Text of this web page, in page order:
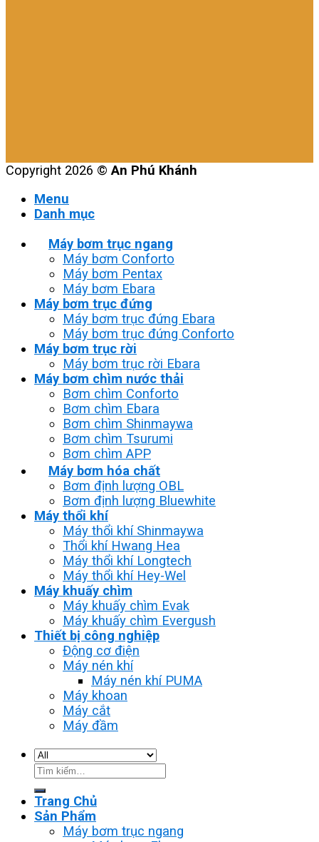
Copyright 2026 ©An Phú Khánh
Menu
Danh mục
Máy bơm trục ngang
Máy bơm Conforto
Máy bơm Pentax
Máy bơm Ebara
Máy bơm trục đứng
Máy bơm trục đứng Ebara
Máy bơm trục đứng Conforto
Máy bơm trục rời
Máy bơm trục rời Ebara
Máy bơm chìm nước thải
Bơm chìm Conforto
Bơm chìm Ebara
Bơm chìm Shinmaywa
Bơm chìm Tsurumi
Bơm chìm APP
Máy bơm hóa chất
Bơm định lượng OBL
Bơm định lượng Bluewhite
Máy thổi khí
Máy thổi khí Shinmaywa
Thổi khí Hwang Hea
Máy thổi khí Longtech
Máy thổi khí Hey-Wel
Máy khuấy chìm
Máy khuấy chìm Evak
Máy khuấy chìm Evergush
Thiết bị công nghiệp
Động cơ điện
Máy nén khí
Máy nén khí PUMA
Máy khoan
Máy cắt
Máy đầm
Tìm
kiếm:
Trang Chủ
Sản Phẩm
Máy bơm trục ngang